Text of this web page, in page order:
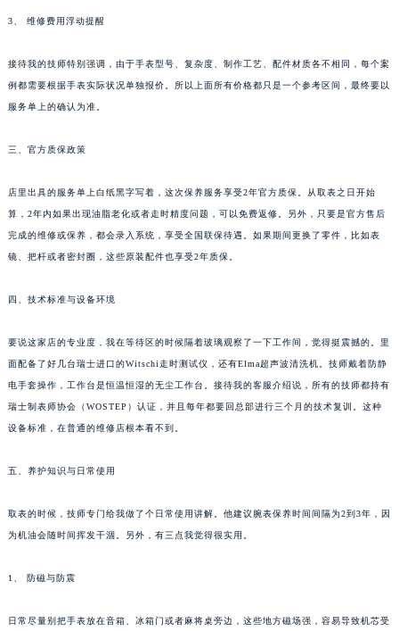
3、 维修费用浮动提醒
接待我的技师特别强调，由于手表型号、复杂度、制作工艺、配件材质各不相同，每个案
例都需要根据手表实际状况单独报价。所以上面所有价格都只是一个参考区间，最终要以
服务单上的确认为准。
三、官方质保政策
店里出具的服务单上白纸黑字写着，这次保养服务享受2年官方质保。从取表之日开始
算，2年内如果出现油脂老化或者走时精度问题，可以免费返修。另外，只要是官方售后
完成的维修或保养，都会录入系统，享受全国联保待遇。如果期间更换了零件，比如表
镜、把杆或者密封圈，这些原装配件也享受2年质保。
四、技术标准与设备环境
要说这家店的专业度，我在等待区的时候隔着玻璃观察了一下工作间，觉得挺震撼的。里
面配备了好几台瑞士进口的Witschi走时测试仪，还有Elma超声波清洗机。技师戴着防静
电手套操作，工作台是恒温恒湿的无尘工作台。接待我的客服介绍说，所有的技师都持有
瑞士制表师协会（WOSTEP）认证，并且每年都要回总部进行三个月的技术复训。这种
设备标准，在普通的维修店根本看不到。
五、养护知识与日常使用
取表的时候，技师专门给我做了个日常使用讲解。他建议腕表保养时间间隔为2到3年，因
为机油会随时间挥发干涸。另外，有三点我觉得很实用。
1、 防磁与防震
日常尽量别把手表放在音箱、冰箱门或者麻将桌旁边，这些地方磁场强，容易导致机芯受